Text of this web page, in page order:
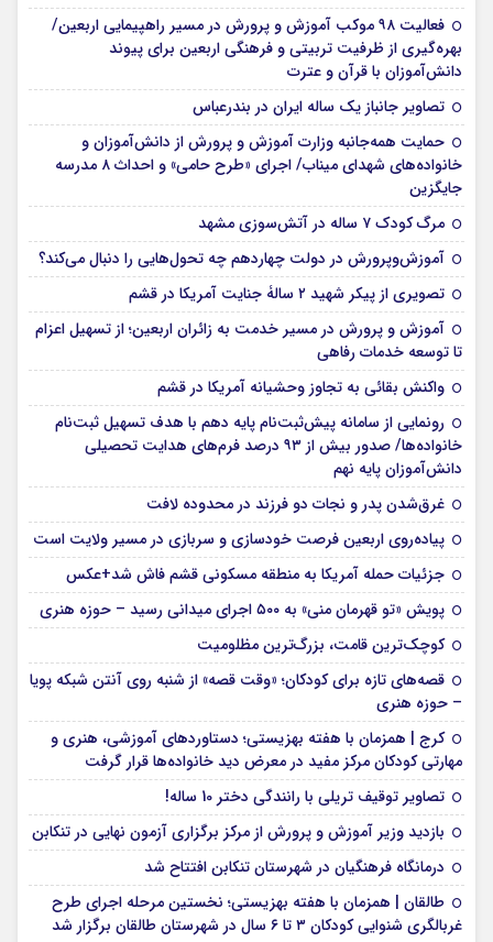
فعالیت ۹۸ موکب آموزش و پرورش در مسیر راهپیمایی اربعین/
بهره‌گیری از ظرفیت تربیتی و فرهنگی اربعین برای پیوند
دانش‌آموزان با قرآن و عترت
تصاویر جانباز یک ساله ایران در بندرعباس
حمایت همه‌جانبه وزارت آموزش و پرورش از دانش‌آموزان و
خانواده‌های شهدای میناب/ اجرای «طرح حامی» و احداث ۸ مدرسه
جایگزین
مرگ کودک ۷ ساله در آتش‌سوزی مشهد
آموزش‌وپرورش در دولت چهاردهم چه تحول‌هایی را دنبال می‌کند؟
تصویری از پیکر شهید ۲ سالۀ جنایت آمریکا در قشم
آموزش و پرورش در مسیر خدمت به زائران اربعین؛ از تسهیل اعزام
تا توسعه خدمات رفاهی
واکنش بقائی به تجاوز وحشیانه آمریکا در قشم
رونمایی از سامانه پیش‌ثبت‌نام پایه دهم با هدف تسهیل ثبت‌نام
خانواده‌ها/ صدور بیش از ۹۳ درصد فرم‌های هدایت تحصیلی
دانش‌آموزان پایه نهم
غرق‌شدن پدر و نجات دو فرزند در محدوده لافت
پیاده‌روی اربعین فرصت خودسازی و سربازی در مسیر ولایت است
جزئیات حمله آمریکا به منطقه مسکونی قشم فاش شد+عکس
پویش «تو قهرمان منی» به ۵۰۰ اجرای میدانی رسید – حوزه هنری
کوچک‌ترین قامت، بزرگ‌ترین مظلومیت
قصه‌های تازه برای کودکان؛ «وقت قصه» از شنبه روی آنتن شبکه پویا
– حوزه هنری
کرج | همزمان با هفته بهزیستی؛ دستاوردهای آموزشی، هنری و
مهارتی کودکان مرکز مفید در معرض دید خانواده‌ها قرار گرفت
تصاویر توقیف تریلی با رانندگی دختر 10 ساله!
بازدید وزیر آموزش و پرورش از مرکز برگزاری آزمون نهایی در تنکابن
درمانگاه فرهنگیان در شهرستان تنکابن افتتاح شد
طالقان | همزمان با هفته بهزیستی؛ نخستین مرحله اجرای طرح
غربالگری شنوایی کودکان ۳ تا ۶ سال در شهرستان طالقان برگزار شد